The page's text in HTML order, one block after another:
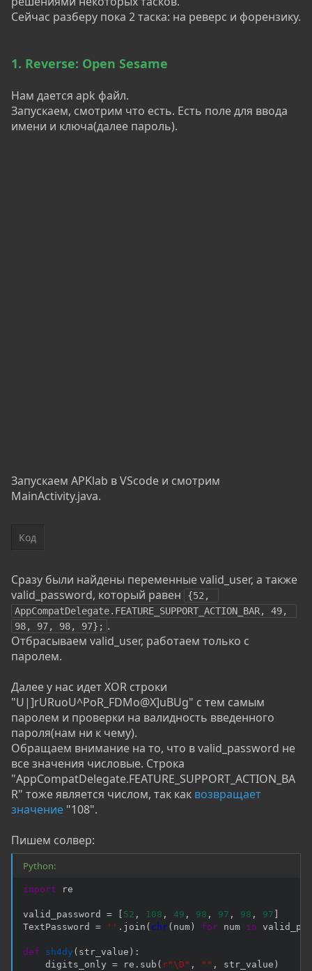
Сейчас разберу пока 2 таска: на реверс и форензику.
1. Reverse: Open Sesame
Нам дается apk файл.
Запускаем, смотрим что есть. Есть поле для ввода
имени и ключа(далее пароль).
Запускаем APKlab в VScode и смотрим
MainActivity.java.
Код
Сразу были найдены переменные valid_user, а также
valid_password, который равен
{52,
AppCompatDelegate.FEATURE_SUPPORT_ACTION_BAR, 49,
98, 97, 98, 97}; .
Отбрасываем valid_user, работаем только с
паролем.
Далее у нас идет XOR строки
"U|]rURuoU^PoR_FDMo@X]uBUg" с тем самым
паролем и проверки на валидность введенного
пароля(нам ни к чему).
Обращаем внимание на то, что в valid_password не
все значения числовые. Строка
"AppCompatDelegate.FEATURE_SUPPORT_ACTION_BA
R" тоже является числом, так как возвращает
значение "108".
Пишем солвер:
Python:
import re
valid_password = 52 , 108 , 49 , 98 , 97 , 98 , 97
TextPassword = '' . join ( chr( num ) for num in
def sh4dy ( str_value ) :
    digits_only
= re . sub ( r"\D" , "" , str_value )